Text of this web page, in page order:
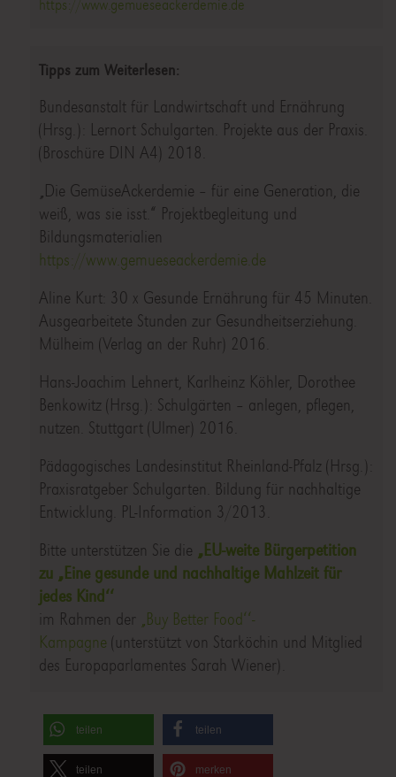
https://www.gemueseackerdemie.de
Tipps zum Weiterlesen:
Bundesanstalt für Landwirtschaft und Ernährung
(Hrsg.): Lernort Schulgarten. Projekte aus der Praxis.
(Broschüre DIN A4) 2018.
„Die GemüseAckerdemie – für eine Generation, die
weiß, was sie isst.“ Projektbegleitung und
Bildungsmaterialien
https://www.gemueseackerdemie.de
Aline Kurt: 30 x Gesunde Ernährung für 45 Minuten.
Ausgearbeitete Stunden zur Gesundheitserziehung.
Mülheim (Verlag an der Ruhr) 2016.
Hans-Joachim Lehnert, Karlheinz Köhler, Dorothee
Benkowitz (Hrsg.): Schulgärten – anlegen, pflegen,
nutzen. Stuttgart (Ulmer) 2016.
Pädagogisches Landesinstitut Rheinland-Pfalz (Hrsg.):
Praxisratgeber Schulgarten. Bildung für nachhaltige
Entwicklung. PL-Information 3/2013.
Bitte unterstützen Sie die „EU-weite Bürgerpetition
zu „Eine gesunde und nachhaltige Mahlzeit für
jedes Kind‘‘
im Rahmen der „Buy Better Food‘‘-
Kampagne (unterstützt von Starköchin und Mitglied
des Europaparlamentes Sarah Wiener).
teilen teilen
teilen merken